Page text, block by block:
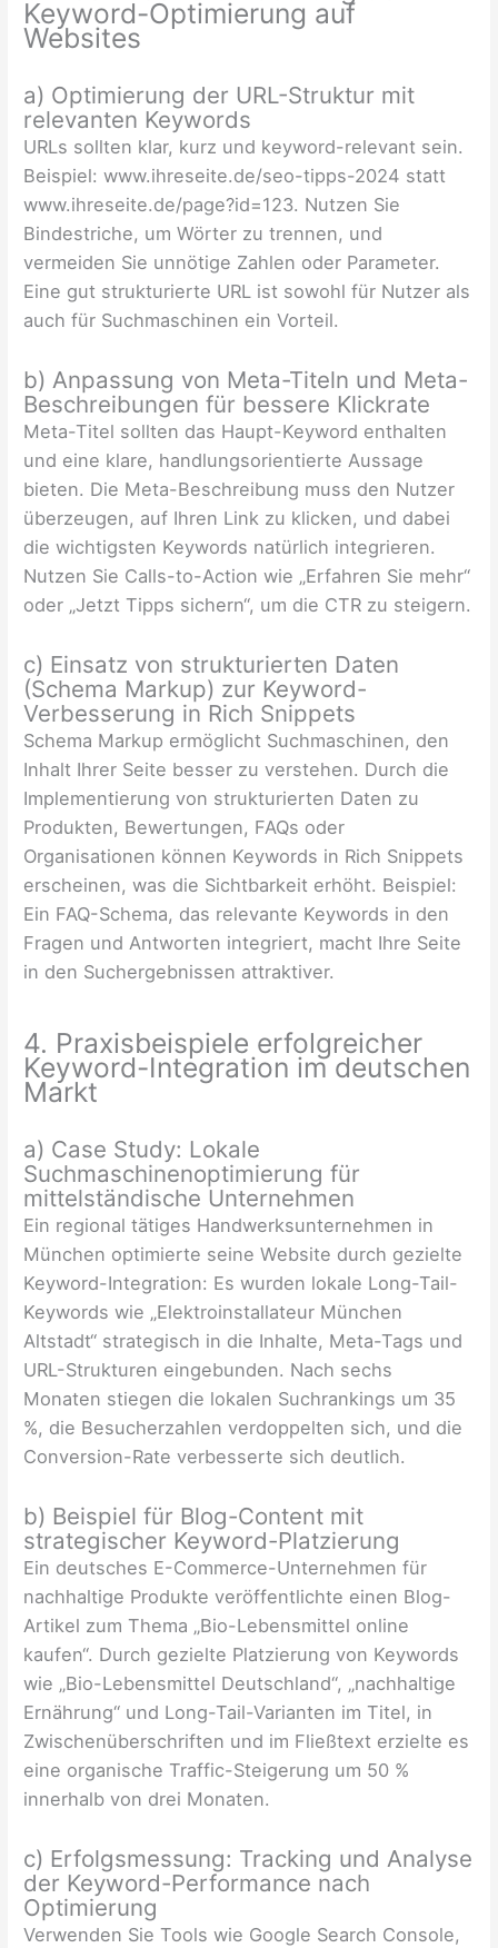
Keyword-Optimierung auf
Websites
a) Optimierung der URL-Struktur mit
relevanten Keywords
URLs sollten klar, kurz und keyword-relevant sein.
Beispiel: www.ihreseite.de/seo-tipps-2024 statt
www.ihreseite.de/page?id=123. Nutzen Sie
Bindestriche, um Wörter zu trennen, und
vermeiden Sie unnötige Zahlen oder Parameter.
Eine gut strukturierte URL ist sowohl für Nutzer als
auch für Suchmaschinen ein Vorteil.
b) Anpassung von Meta-Titeln und Meta-
Beschreibungen für bessere Klickrate
Meta-Titel sollten das Haupt-Keyword enthalten
und eine klare, handlungsorientierte Aussage
bieten. Die Meta-Beschreibung muss den Nutzer
überzeugen, auf Ihren Link zu klicken, und dabei
die wichtigsten Keywords natürlich integrieren.
Nutzen Sie Calls-to-Action wie „Erfahren Sie mehr“
oder „Jetzt Tipps sichern“, um die CTR zu steigern.
c) Einsatz von strukturierten Daten
(Schema Markup) zur Keyword-
Verbesserung in Rich Snippets
Schema Markup ermöglicht Suchmaschinen, den
Inhalt Ihrer Seite besser zu verstehen. Durch die
Implementierung von strukturierten Daten zu
Produkten, Bewertungen, FAQs oder
Organisationen können Keywords in Rich Snippets
erscheinen, was die Sichtbarkeit erhöht. Beispiel:
Ein FAQ-Schema, das relevante Keywords in den
Fragen und Antworten integriert, macht Ihre Seite
in den Suchergebnissen attraktiver.
4. Praxisbeispiele erfolgreicher
Keyword-Integration im deutschen
Markt
a) Case Study: Lokale
Suchmaschinenoptimierung für
mittelständische Unternehmen
Ein regional tätiges Handwerksunternehmen in
München optimierte seine Website durch gezielte
Keyword-Integration: Es wurden lokale Long-Tail-
Keywords wie „Elektroinstallateur München
Altstadt“ strategisch in die Inhalte, Meta-Tags und
URL-Strukturen eingebunden. Nach sechs
Monaten stiegen die lokalen Suchrankings um 35
%, die Besucherzahlen verdoppelten sich, und die
Conversion-Rate verbesserte sich deutlich.
b) Beispiel für Blog-Content mit
strategischer Keyword-Platzierung
Ein deutsches E-Commerce-Unternehmen für
nachhaltige Produkte veröffentlichte einen Blog-
Artikel zum Thema „Bio-Lebensmittel online
kaufen“. Durch gezielte Platzierung von Keywords
wie „Bio-Lebensmittel Deutschland“, „nachhaltige
Ernährung“ und Long-Tail-Varianten im Titel, in
Zwischenüberschriften und im Fließtext erzielte es
eine organische Traffic-Steigerung um 50 %
innerhalb von drei Monaten.
c) Erfolgsmessung: Tracking und Analyse
der Keyword-Performance nach
Optimierung
Verwenden Sie Tools wie Google Search Console,